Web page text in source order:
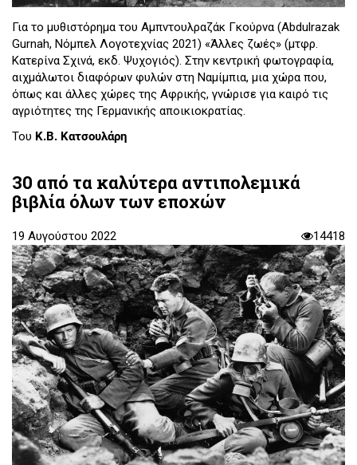
Για το μυθιστόρημα του Αμπντουλραζάκ Γκούρνα (Abdulrazak
Gurnah, Νόμπελ Λογοτεχνίας 2021) «Άλλες ζωές» (μτφρ.
Κατερίνα Σχινά, εκδ. Ψυχογιός). Στην κεντρική φωτογραφία,
αιχμάλωτοι διαφόρων φυλών στη Ναμίμπια, μια χώρα που,
όπως και άλλες χώρες της Αφρικής, γνώρισε για καιρό τις
αγριότητες της Γερμανικής αποικιοκρατίας.
Του Κ.Β. Κατσουλάρη
30 από τα καλύτερα αντιπολεμικά
βιβλία όλων των εποχών
19 Αυγούστου 2022 14418